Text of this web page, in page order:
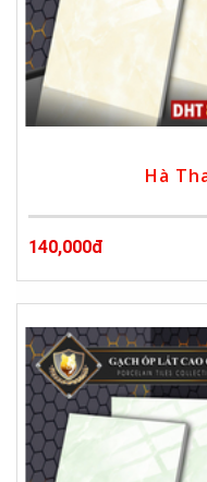
Hà
140,000đ